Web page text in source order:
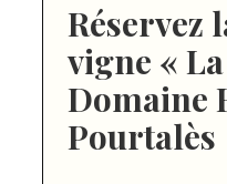
Réservez
vigne «
Domaine
Pourtalès